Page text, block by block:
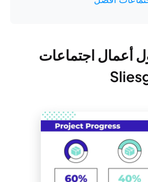
أعمال اجتماعات